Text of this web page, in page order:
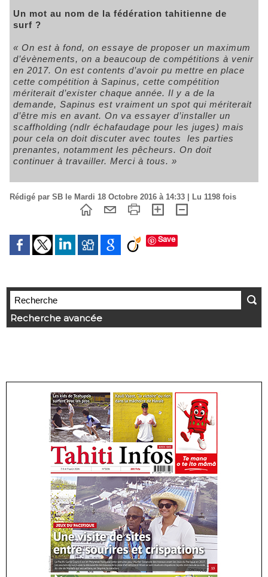
Un mot au nom de la fédération tahitienne de
surf ?
« On est à fond, on essaye de proposer un maximum
d’évènements, on a beaucoup de compétitions à venir
en 2017. On est contents d’avoir pu mettre en place
cette compétition à Sapinus, cette compétition
mériterait d’exister chaque année. Il y a de la
demande, Sapinus est vraiment un spot qui mériterait
d’être mis en avant. On va essayer d’installer un
scaffholding (ndlr échafaudage pour les juges) mais
pour cela on doit discuter avec toutes les parties
prenantes, notamment les pêcheurs. On doit
continuer à travailler. Merci à tous. »
Rédigé par SB le Mardi 18 Octobre 2016 à 14:33 | Lu 1198 fois
Save
Recherche avancée